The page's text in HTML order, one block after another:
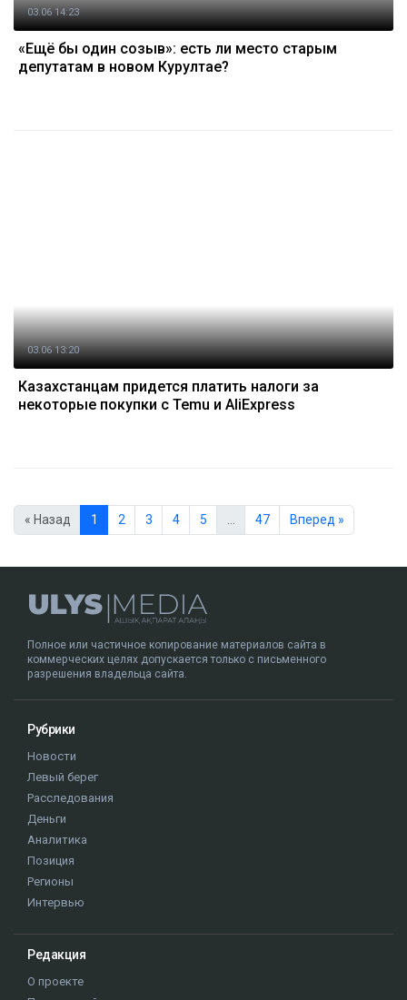
03.06 14:23
«Ещё бы один созыв»: есть ли место старым
депутатам в новом Курултае?
03.06 13:20
Казахстанцам придется платить налоги за
некоторые покупки с Temu и AliExpress
« Назад 1 2 3 4 5 … 47 Вперед »
Полное или частичное копирование материалов сайта в
коммерческих целях допускается только с письменного
разрешения владельца сайта.
Рубрики
Новости
Левый берег
Расследования
Деньги
Аналитика
Позиция
Регионы
Интервью
Редакция
О проекте